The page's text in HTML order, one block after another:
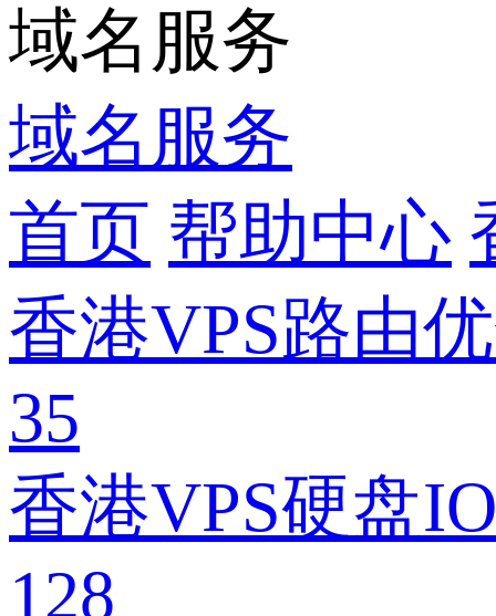
域名服务
域名服务
首页 帮助中心
香港VPS路由
35
香港VPS硬盘
128